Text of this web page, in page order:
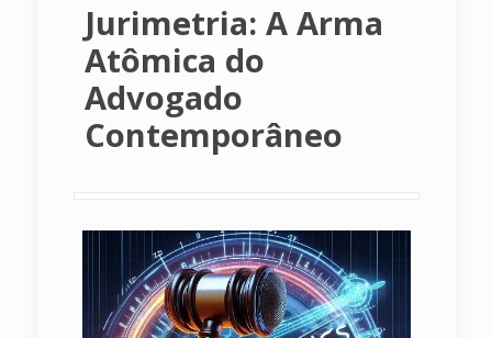
Jurimetria: A Arma
Atômica do
Advogado
Contemporâneo